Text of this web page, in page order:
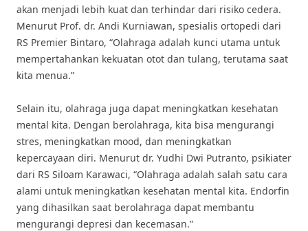
akan menjadi lebih kuat dan terhindar dari risiko cedera.
Menurut Prof. dr. Andi Kurniawan, spesialis ortopedi dari
RS Premier Bintaro, “Olahraga adalah kunci utama untuk
mempertahankan kekuatan otot dan tulang, terutama saat
kita menua.”
Selain itu, olahraga juga dapat meningkatkan kesehatan
mental kita. Dengan berolahraga, kita bisa mengurangi
stres, meningkatkan mood, dan meningkatkan
kepercayaan diri. Menurut dr. Yudhi Dwi Putranto, psikiater
dari RS Siloam Karawaci, “Olahraga adalah salah satu cara
alami untuk meningkatkan kesehatan mental kita. Endorfin
yang dihasilkan saat berolahraga dapat membantu
mengurangi depresi dan kecemasan.”